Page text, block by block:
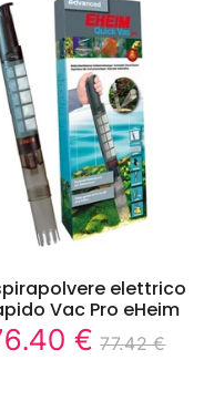
elettrico
Vac Pro eHeim
€ 76.40
Prezzo
77.42 €77.42